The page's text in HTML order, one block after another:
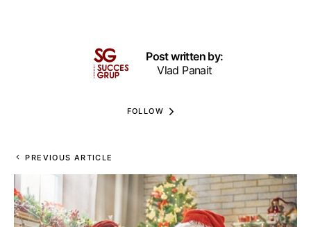
Post written by:
Vlad Panait
FOLLOW
PREVIOUS ARTICLE